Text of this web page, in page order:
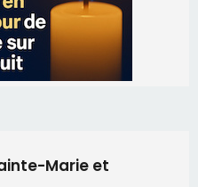
Marie et